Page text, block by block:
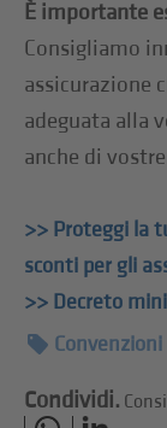
È importante
Consigliamo
assicurazione
adeguata alla
anche di
>> Proteggi la
sconti per gli
>> Decreto
Convenzioni
Condividi.